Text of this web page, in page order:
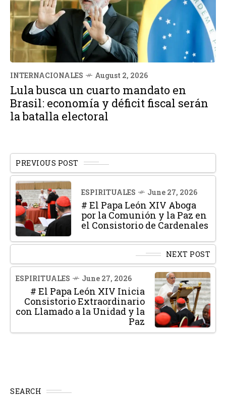
INTERNACIONALES August 2, 2026
Lula busca un cuarto mandato en
Brasil: economía y déficit fiscal serán
la batalla electoral
PREVIOUS POST
ESPIRITUALES June 27, 2026
# El Papa León XIV Aboga
por la Comunión y la Paz en
el Consistorio de Cardenales
NEXT POST
ESPIRITUALES June 27, 2026
# El Papa León XIV Inicia
Consistorio Extraordinario
con Llamado a la Unidad y la
Paz
SEARCH